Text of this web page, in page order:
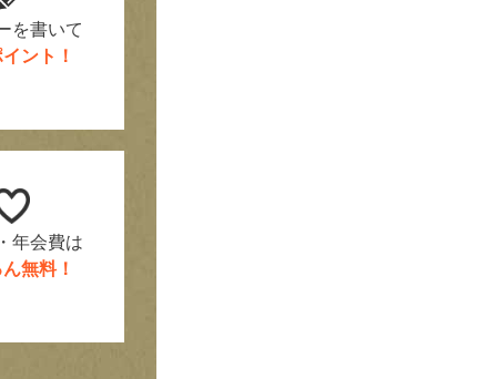
を書いて
ント！
年会費は
無料！